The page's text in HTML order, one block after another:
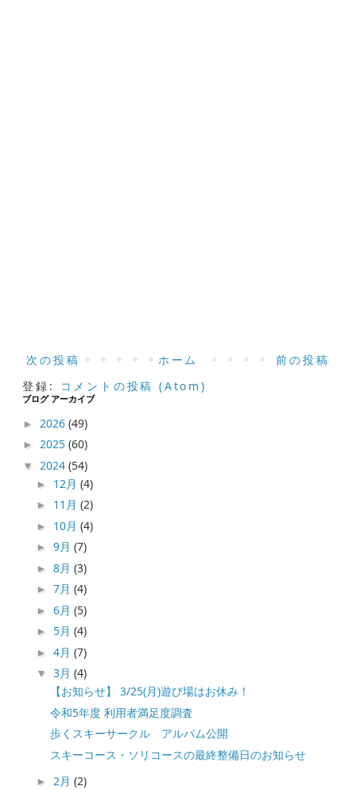
次の投稿 前の投稿
ホーム
登録:
コメントの投稿 (Atom)
ブログ アーカイブ
► 2026(49)
►2025(60)
▼ 2024(54)
► 12月(4)
► 11月(2)
► 10月(4)
►9月(7)
►8月(3)
►7月(4)
►6月(5)
► 5月(4)
►4月(7)
▼3月(4)
【お知らせ】 3/25(月)遊び場はお休み！
令和5年度 利用者満足度調査
歩くスキーサークル アルバム公開
スキーコース・ソリコースの最終整備日のお知らせ
►2月(2)